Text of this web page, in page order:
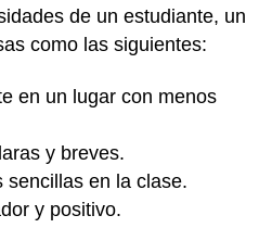
de un estudiante, un
como las siguientes:
en un lugar con menos
y breves.
sencillas en la clase.
y positivo.